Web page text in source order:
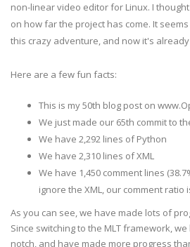
non-linear video editor for Linux. I
on how far the project has come. It
this crazy adventure, and now it's
Here are a few fun facts:
This is my 50th blog post on
We just made our 65th commit to
We have 2,292 lines of Python
We have 2,310 lines of XML
We have 1,450 comment lines
ignore the XML, our comment ratio
As you can see, we have made lots of
Since switching to the MLTframework, we
notch, and have made more progress